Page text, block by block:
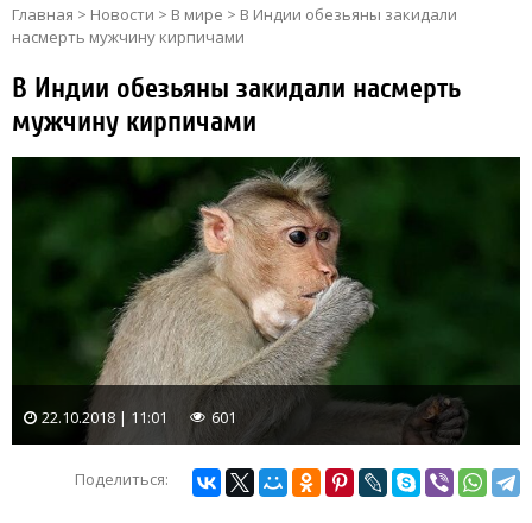
Главная > Новости > В мире > В Индии обезьяны закидали
насмерть мужчину кирпичами
В Индии обезьяны закидали насмерть
мужчину кирпичами
22.10.2018 | 11:01 601
Поделиться: